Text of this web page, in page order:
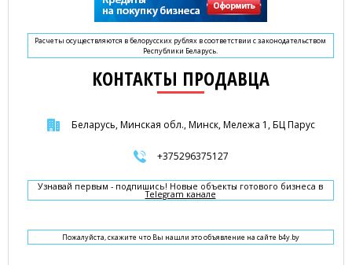
Расчеты осуществляются в белорусских рублях в соответствии с законодательством
Республики Беларусь.
КОНТАКТЫ ПРОДАВЦА
Беларусь, Минская обл., Минск, Мележа 1, БЦ Парус
+375296375127
Узнавай первым - подпишись! Новые объекты готового бизнеса в
Telegram канале
Пожалуйста, скажите что Вы нашли это объявление на сайте b4y.by